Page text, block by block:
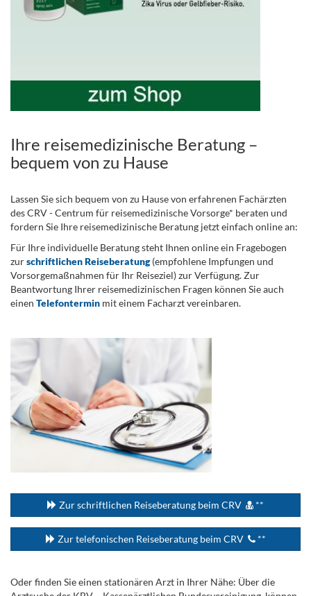
Ihre reisemedizinische Beratung –
bequem von zu Hause
Lassen Sie sich bequem von zu Hause von erfahrenen Fachärzten
des CRV - Centrum für reisemedizinische Vorsorge* beraten und
fordern Sie Ihre reisemedizinische Beratung jetzt einfach online an:
Für Ihre individuelle Beratung steht Ihnen online ein Fragebogen
zurschriftlichen Reiseberatung(empfohlene Impfungen und
Vorsorgemaßnahmen für Ihr Reiseziel) zur Verfügung. Zur
Beantwortung Ihrer reisemedizinischen Fragen können Sie auch
einen Telefontermin mit einem Facharzt vereinbaren.
Zur schriftlichen Reiseberatung beim CRV **
Zur telefonischen Reiseberatung beim CRV **
Oder finden Sie einen stationären Arzt in Ihrer Nähe: Über die